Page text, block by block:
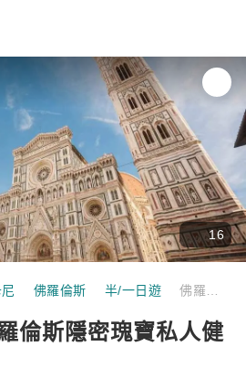
16
佛羅倫斯 半/一日遊
倫斯隱密瑰寶私人健